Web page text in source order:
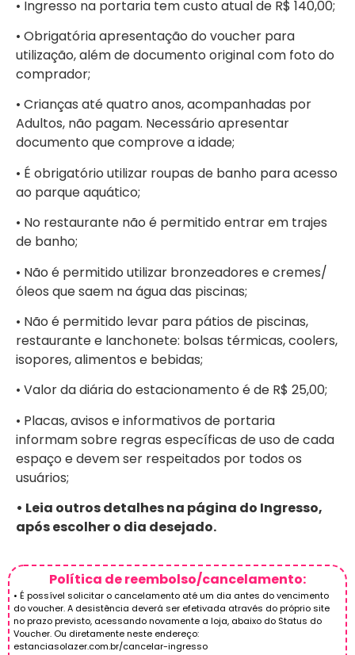
• Ingresso na portaria tem custo atual de R$ 140,00;
• Obrigatória apresentação do voucher para
utilização, além de documento original com foto do
comprador;
• Crianças até quatro anos, acompanhadas por
Adultos, não pagam. Necessário apresentar
documento que comprove a idade;
• É obrigatório utilizar roupas de banho para acesso
ao parque aquático;
• No restaurante não é permitido entrar em trajes
de banho;
• Não é permitido utilizar bronzeadores e cremes/
óleos que saem na água das piscinas;
• Não é permitido levar para pátios de piscinas,
restaurante e lanchonete: bolsas térmicas, coolers,
isopores, alimentos e bebidas;
• Valor da diária do estacionamento é de R$ 25,00;
• Placas, avisos e informativos de portaria
informam sobre regras específicas de uso de cada
espaço e devem ser respeitados por todos os
usuários;
• Leia outros detalhes na página do Ingresso,
após escolher o dia desejado.
Política de reembolso/cancelamento:
• É possível solicitar o cancelamento até um dia antes do vencimento
do voucher. A desistência deverá ser efetivada através do próprio site
no prazo previsto, acessando novamente a loja, abaixo do Status do
Voucher. Ou diretamente neste endereço:
estanciasolazer.com.br/cancelar-ingresso